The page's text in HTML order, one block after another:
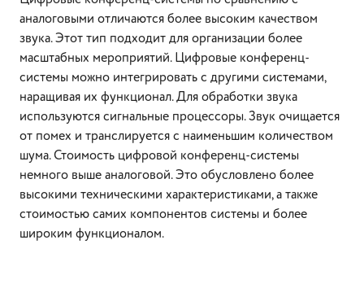
аналоговыми отличаются более высоким качеством
звука. Этот тип подходит для организации более
масштабных мероприятий. Цифровые конференц-
системы можно интегрировать с другими системами,
наращивая их функционал. Для обработки звука
используются сигнальные процессоры. Звук очищается
от помех и транслируется с наименьшим количеством
шума. Стоимость цифровой конференц-системы
немного выше аналоговой. Это обусловлено более
высокими техническими характеристиками, а также
стоимостью самих компонентов системы и более
широким функционалом.